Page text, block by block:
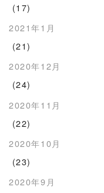
(17)
2021年1月
(21)
2020年12月
(24)
2020年11月
(22)
2020年10月
(23)
2020年9月